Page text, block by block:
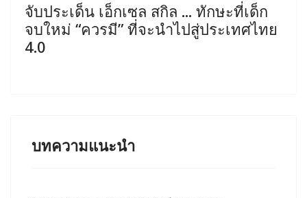
จับประเด็น เอ็กเซล สกิล ... ทักษะที่เด็ก
จบใหม่ “ควรมี” ที่จะนำไปสู่ประเทศไทย
4.0
บทความแนะนำ